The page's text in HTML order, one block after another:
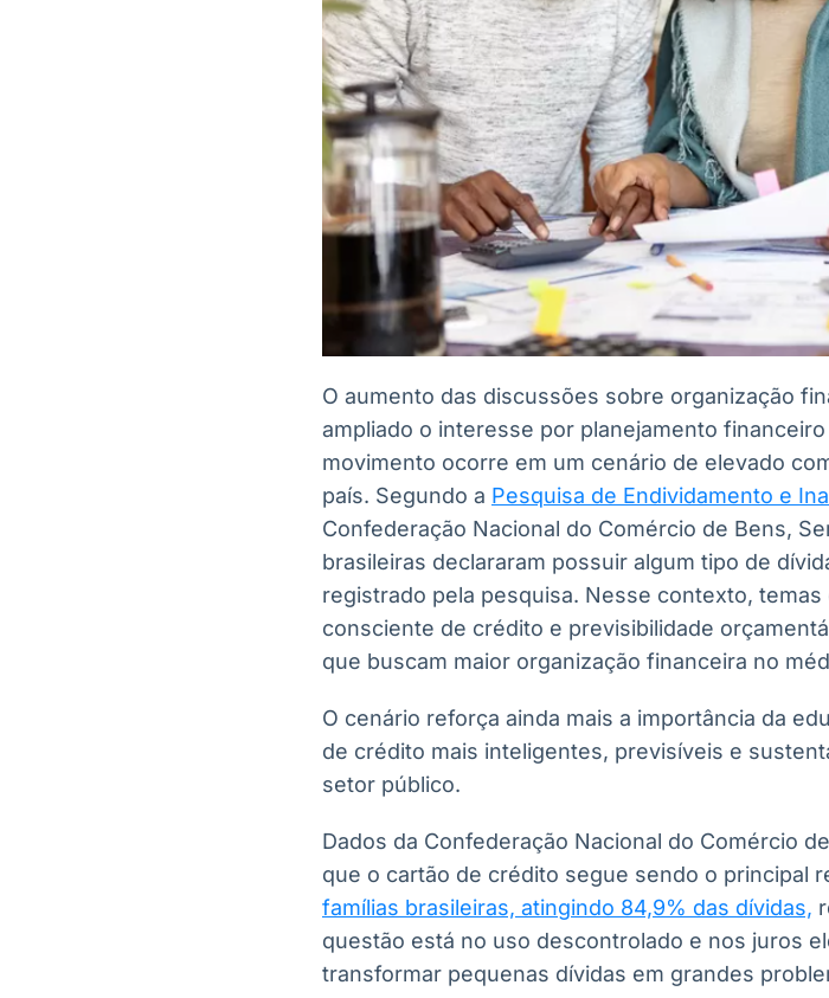
O aumento das discussões sobre organização
ampliado o interesse por planejamento
movimento ocorre em um cenário de elevado
país. Segundo a Pesquisa de Endividamento e
Confederação Nacional do Comércio de Bens,
brasileiras declararam possuir algum tipo de
registrado pela pesquisa. Nesse contexto,
consciente de crédito e previsibilidade
que buscam maior organização financeira no
O cenário reforça ainda mais a importância da
de crédito mais inteligentes, previsíveis e
setor público.
Dados da Confederação Nacional do Comércio
que o cartão de crédito segue sendo o principal
famílias brasileiras, atingindo 84,9% das dívidas,
questão está no uso descontrolado e nos juros
transformar pequenas dívidas em grandes